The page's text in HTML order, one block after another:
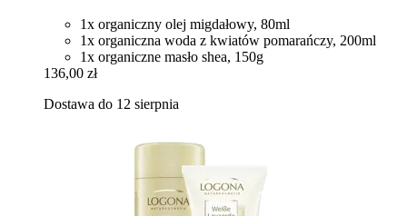
1x organiczny olej migdałowy, 80ml
1x organiczna woda z kwiatów pomarańczy, 200ml
1x organiczne masło shea, 150g
136,00 zł
Dostawa do 12 sierpnia